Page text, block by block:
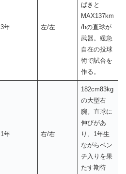
3年 左/左
ばきと
MAX137km
/hの直球が
武器。緩急
自在の投球
術で試合を
作る。
1年 右/右
182cm83kg
の大型右
腕。直球に
伸びがあ
り、1年生
ながらベン
チ入りを果
たす期待